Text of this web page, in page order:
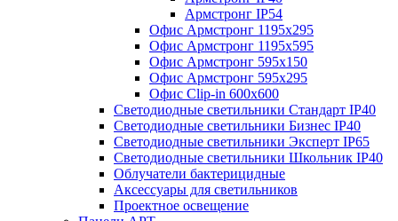
Армстронг IP54
Офис Армстронг 1195x295
Офис Армстронг 1195x595
Офис Армстронг 595x150
Офис Армстронг 595x295
Офис Clip-in 600x600
Светодиодные светильники Стандарт IP40
Светодиодные светильники Бизнес IP40
Светодиодные светильники Эксперт IP65
Светодиодные светильники Школьник IP40
Облучатели бактерицидные
Аксессуары для светильников
Проектное освещение